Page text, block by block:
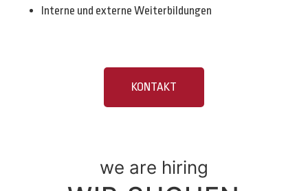
Interne und externe Weiterbildungen
KONTAKT
we are hiring